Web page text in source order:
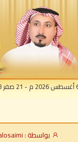
بواسطة : alosaimi